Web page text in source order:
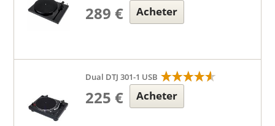
289 € Acheter
Dual DTJ 301-1 USB
225 € Acheter